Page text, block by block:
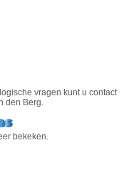
vragen kunt u contact
den Berg.
bekeken.